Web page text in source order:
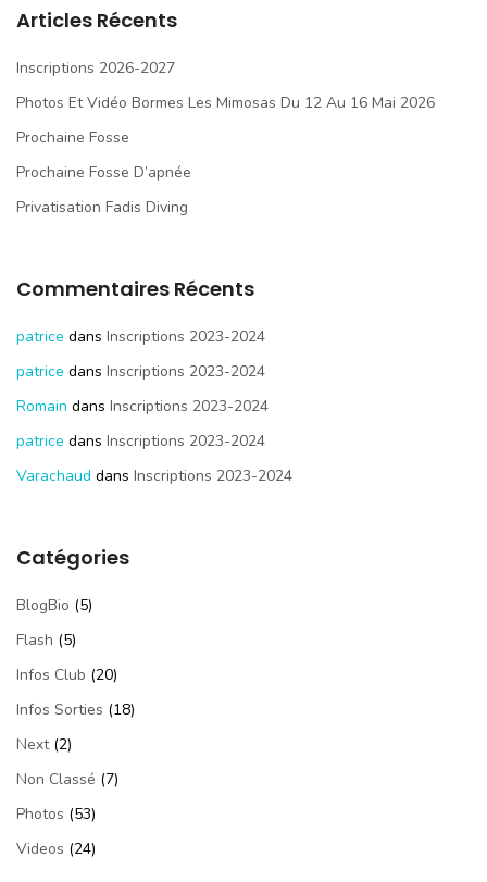
Articles Récents
Inscriptions 2026-2027
Photos Et Vidéo Bormes Les Mimosas Du 12 Au 16 Mai 2026
Prochaine Fosse
Prochaine Fosse D’apnée
Privatisation Fadis Diving
Commentaires Récents
patrice dans Inscriptions 2023-2024
patrice dans Inscriptions 2023-2024
Romain dans Inscriptions 2023-2024
patrice dans Inscriptions 2023-2024
Varachaud dans Inscriptions 2023-2024
Catégories
BlogBio (5)
Flash (5)
Infos Club (20)
Infos Sorties (18)
Next(2)
Non Classé (7)
Photos (53)
Videos (24)